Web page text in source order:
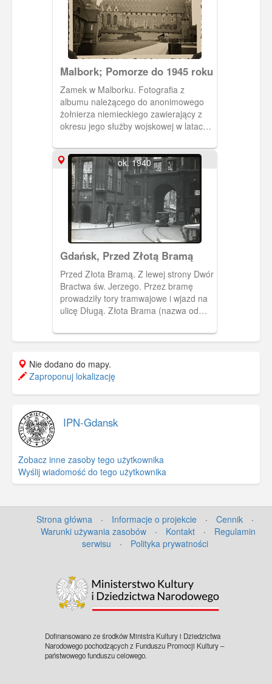
Malbork; Pomorze do 1945 roku
Zamek w Malborku. Fotografia z
albumu należącego do anonimowego
żołnierza niemieckiego zawierający z
okresu jego służby wojskowej w latach
szkolenia i szlaku bojowego znajdują się
także te wykonane w Gdańsku na
przełomie 1939 i 1940 roku.
Najprawdopodobniej w czasie wolnym
od służby właściciel albumu wykonał
serię zdjęć przedstawiających
zabudowę miejską Gdańska,
Westerplatte, cmentarz centralny
zabudowania znajdujące się na Helu.
Zakaz kopiowania, zasób dostępny w
zbiorach Muzeum II Wojny Światowej w
Gdańsku, sygnatura:
MIIWS/RZ/9520/19
ok. 1940
Gdańsk, Przed Złotą Bramą
Przed Złota Bramą. Z lewej strony Dwór
Bractwa św. Jerzego. Przez bramę
prowadziły tory tramwajowe i wjazd na
ulicę Długą. Złota Brama (nazwa od
wcześniej Bramą Długouliczną.
stylu manieryzmu niderlandzkiego.
Zamyka od zachodu ul. Długą.
Nie dodano do mapy.
Zaproponuj lokalizację
IPN-Gdansk
Zobacz inne zasoby tego użytkownika
Wyślij wiadomość do tego użytkownika
Strona główna · Informacje o projekcie · Cennik
·
Warunki używania zasobów
· Kontakt ·
Regulamin
serwisu
· Polityka prywatności
Dofinansowano ze środków Ministra Kultury i Dziedzictwa
Narodowego pochodzących z Funduszu Promocji Kultury –
państwowego funduszu celowego.